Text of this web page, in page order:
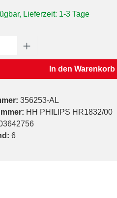
Lieferzeit: 1-3 Tage
Gib den
In den Warenkorb
356253-AL
HH PHILIPS HR1832/00
6